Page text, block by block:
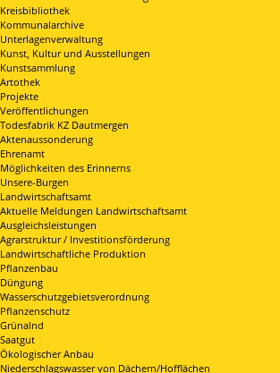
Kreisbibliothek
Kommunalarchive
Unterlagenverwaltung
Kunst, Kultur und Ausstellungen
Kunstsammlung
Artothek
Projekte
Veröffentlichungen
Todesfabrik KZ Dautmergen
Aktenaussonderung
Ehrenamt
Möglichkeiten des Erinnerns
Unsere-Burgen
Landwirtschaftsamt
Aktuelle Meldungen Landwirtschaftsamt
Ausgleichsleistungen
Agrarstruktur / Investitionsförderung
Landwirtschaftliche Produktion
Pflanzenbau
Düngung
Wasserschutzgebietsverordnung
Pflanzenschutz
Grünalnd
Saatgut
Ökologischer Anbau
Niederschlagswasser von Dächern/Hofflächen